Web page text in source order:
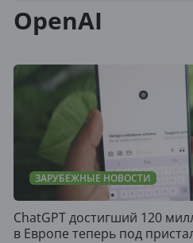
OpenAI
ЗАРУБЕЖНЫЕ НОВОСТИ
ChatGPT достигший 120
в Европе теперь под